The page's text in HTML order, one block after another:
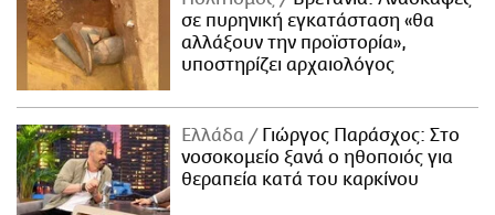
σε πυρηνική εγκατάσταση «θα
αλλάξουν την προϊστορία»,
υποστηρίζει αρχαιολόγος
Ελλάδα
Γιώργος Παράσχος: Στο
νοσοκομείο ξανά ο ηθοποιός για
θεραπεία κατά του καρκίνου